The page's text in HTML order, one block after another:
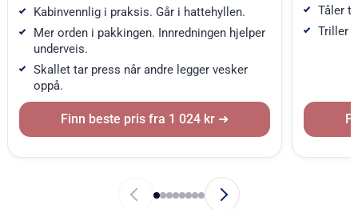
Kabinvennlig i praksis. Går i hattehyllen.
Mer orden i pakkingen. Innredningen hjelper
underveis.
Skallet tar press når andre legger vesker
oppå.
Finn beste pris fra 1 024 kr
Tåler
Triller